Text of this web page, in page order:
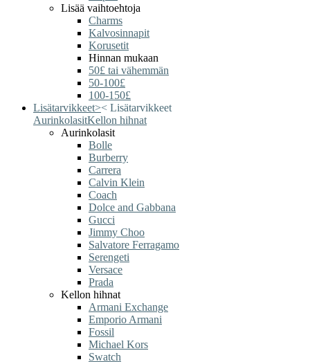
Lisää vaihtoehtoja
Charms
Kalvosinnapit
Korusetit
Hinnan mukaan
50£ tai vähemmän
50-100£
100-150£
Lisätarvikkeet>< Lisätarvikkeet
AurinkolasitKellon hihnat
Aurinkolasit
Bolle
Burberry
Carrera
Calvin Klein
Coach
Dolce and Gabbana
Gucci
Jimmy Choo
Salvatore Ferragamo
Serengeti
Versace
Prada
Kellon hihnat
Armani Exchange
Emporio Armani
Fossil
Michael Kors
Swatch